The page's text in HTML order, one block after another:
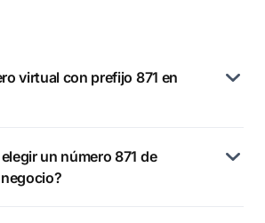
virtual con prefijo 871 en
un número 871 de